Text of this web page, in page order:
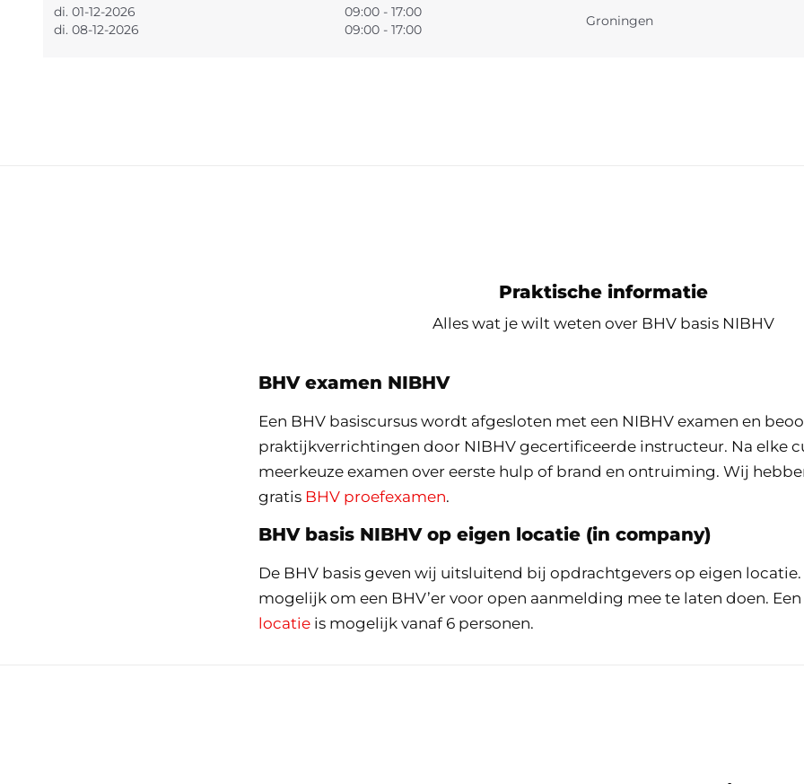
di. 01-12-2026
di. 08-12-2026
09:00 - 17:00
09:00 - 17:00
Groningen
Praktische informatie
Alles wat je wilt weten over BHV basis NIBHV
BHV examen NIBHV
Een BHV basiscursus wordt afgesloten met een NIBHV examen en
praktijkverrichtingen door NIBHV gecertificeerde instructeur. Na elke
meerkeuze examen over eerste hulp of brand en ontruiming. Wij
gratis BHV proefexamen.
BHV basis NIBHV op eigen locatie (in company)
De BHV basis geven wij uitsluitend bij opdrachtgevers op eigen
mogelijk om een BHV’er voor open aanmelding mee te laten doen. Een
locatie is mogelijk vanaf 6 personen.